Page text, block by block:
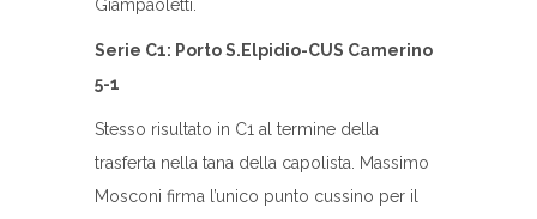
Giampaoletti.
Serie C1: Porto S.Elpidio-CUS Camerino
5-1
Stesso risultato in C1 al termine della
trasferta nella tana della capolista. Massimo
Mosconi firma l’unico punto cussino per il